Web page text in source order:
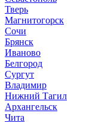
Тверь
Магнитогорск
Сочи
Брянск
Иваново
Белгород
Сургут
Владимир
Нижний Тагил
Архангельск
Чита